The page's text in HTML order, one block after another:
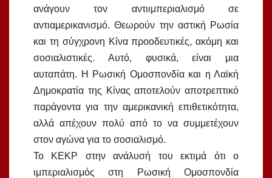
ανάγουν τον αντιιμπεριαλισμό σε
αντιαμερικανισμό. Θεωρούν την αστική Ρωσία
και τη σύγχρονη Κίνα προοδευτικές, ακόμη και
σοσιαλιστικές. Αυτό, φυσικά, είναι μια
αυταπάτη. Η Ρωσική Ομοσπονδία και η Λαϊκή
Δημοκρατία της Κίνας αποτελούν αποτρεπτικό
παράγοντα για την αμερικανική επιθετικότητα,
αλλά απέχουν πολύ από το να συμμετέχουν
στον αγώνα για το σοσιαλισμό.
Το ΚΕΚΡ στην ανάλυσή του εκτιμά ότι ο
ιμπεριαλισμός στη Ρωσική Ομοσπονδία